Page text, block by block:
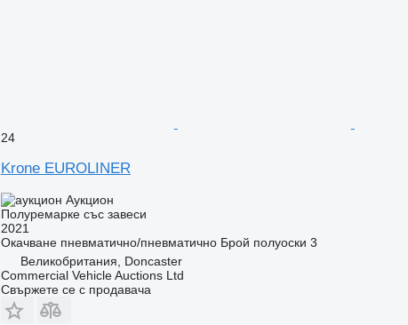
24
Krone EUROLINER
Аукцион
Полуремарке със завеси
2021
Окачване пневматично/пневматично Брой полуоски 3
Великобритания, Doncaster
Commercial Vehicle Auctions Ltd
Свържете се с продавача